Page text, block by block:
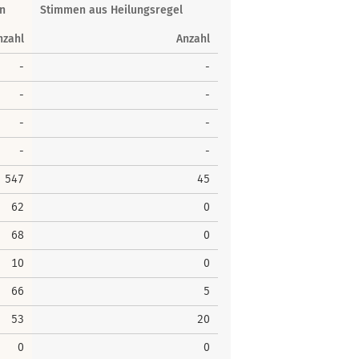
Stimmen aus Heilungsregel
Anzahl
- -
- -
- -
- -
547 45
62 0
68 0
10 0
66 5
53 20
0 0